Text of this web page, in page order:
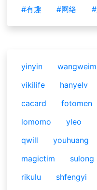
#有趣
#网络
yinyin
vikilife
hanyelv
cacard
fotomen
lomomo
yleo
qwill
youhuang
magictim
sulong
rikulu
shfengyi